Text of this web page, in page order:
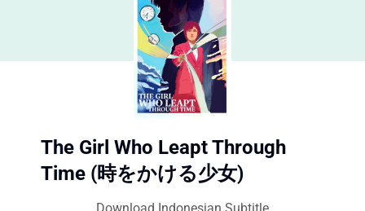
The Girl Who Leapt Through
Time (時をかける少女)